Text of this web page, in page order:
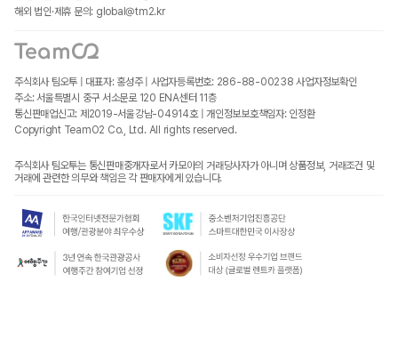
해외 법인·제휴 문의: global@tm2.kr
주식회사 팀오투 | 대표자: 홍성주 | 사업자등록번호: 286-88-00238 사업자정보확인
주소: 서울특별시 중구 서소문로 120 ENA센터 11층
통신판매업신고: 제2019-서울강남-04914호 | 개인정보보호책임자: 인정환
Copyright TeamO2 Co., Ltd. All rights reserved.
주식회사 팀오투는 통신판매중개자로서 카모아의 거래당사자가 아니며 상품정보, 거래조건 및
거래에 관련한 의무와 책임은 각 판매자에게 있습니다.